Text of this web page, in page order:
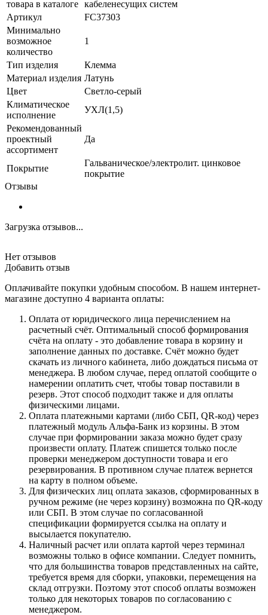
товара в каталоге кабеленесущих систем
Артикул
FC37303
Минимально
возможное
количество
1
Тип изделия
Клемма
Материал изделия Латунь
Цвет
Светло-серый
Климатическое
исполнение
УХЛ(1,5)
Рекомендованный
проектный
ассортимент
Да
Покрытие
Гальваническое/электролит. цинковое
покрытие
Отзывы
Загрузка отзывов...
Нет отзывов
Добавить отзыв
Оплачивайте покупки удобным способом. В нашем интернет-
магазине доступно 4 варианта оплаты:
Оплата от юридического лица перечислением на
расчетный счёт. Оптимальный способ формирования
счёта на оплату - это добавление товара в корзину и
заполнение данных по доставке. Счёт можно будет
скачать из личного кабинета, либо дождаться письма от
менеджера. В любом случае, перед оплатой сообщите о
намерении оплатить счет, чтобы товар поставили в
резерв. Этот способ подходит также и для оплаты
физическими лицами.
Оплата платежными картами (либо СБП, QR-код) через
платежный модуль Альфа-Банк из корзины. В этом
случае при формировании заказа можно будет сразу
произвести оплату. Платеж спишется только после
проверки менеджером доступности товара и его
резервирования. В противном случае платеж вернется
на карту в полном объеме.
Для физических лиц оплата заказов, сформированных в
ручном режиме (не через корзину) возможна по QR-коду
или СБП. В этом случае по согласованной
спецификации формируется ссылка на оплату и
высылается покупателю.
Наличный расчет или оплата картой через терминал
возможны только в офисе компании. Следует помнить,
что для большинства товаров представленных на сайте,
требуется время для сборки, упаковки, перемещения на
склад отгрузки. Поэтому этот способ оплаты возможен
только для некоторых товаров по согласованию с
менеджером.